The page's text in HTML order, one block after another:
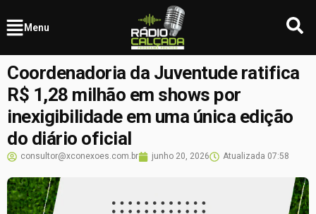
Menu
Coordenadoria da Juventude ratifica
R$ 1,28 milhão em shows por
inexigibilidade em uma única edição
do diário oficial
consultor@xconexoes.com.br junho 20, 2026 Atualizada 07:58